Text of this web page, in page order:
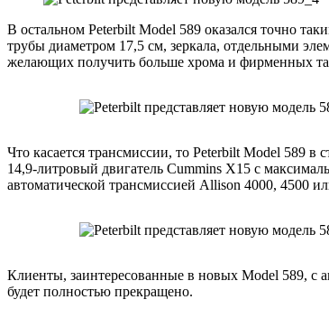
В остальном Peterbilt Model 589 оказался точно
трубы диаметром 17,5 см, зеркала, отдельными
желающих получить больше хрома и фирменных
Что касается трансмиссии, то Peterbilt Model 589
14,9-литровый двигатель Cummins X15 с
автоматической трансмиссией Allison 4000, 4500
Клиенты, заинтересованные в новых Model 589, с
будет полностью прекращено.